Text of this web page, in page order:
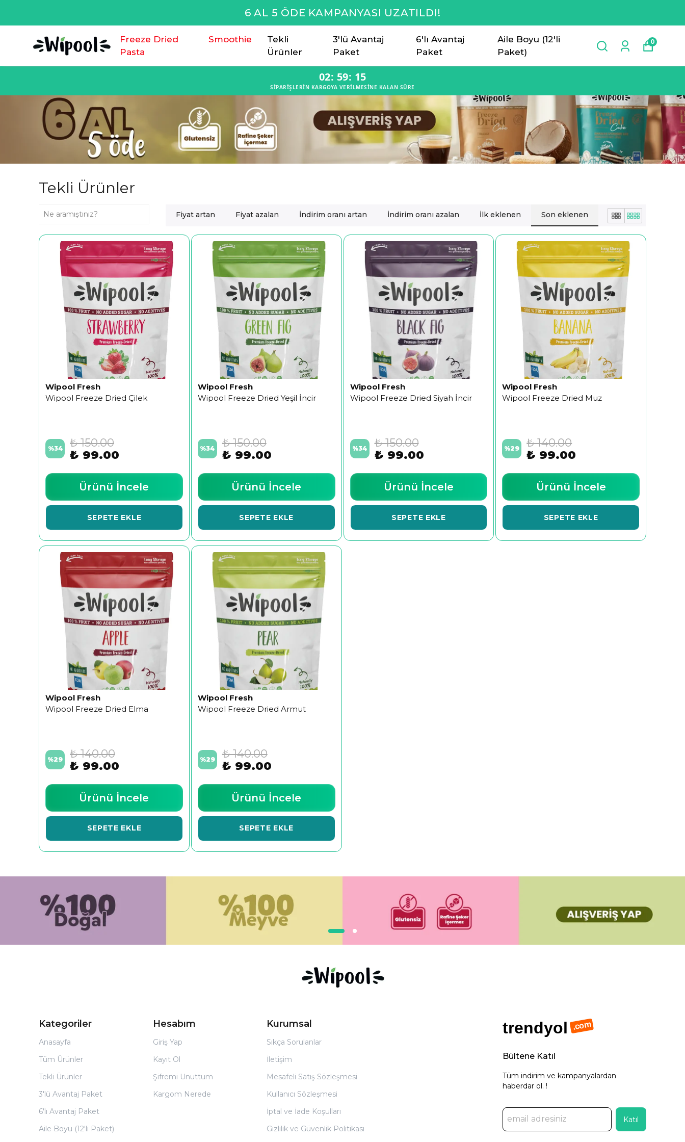
6 AL 5 ÖDE KAMPANYASI UZATILDI!
Freeze Dried
Pasta
Smoothie
Tekli
Ürünler
3'lü Avantaj
Paket
6'lı Avantaj
Paket
Aile Boyu (12'li
Paket)
0
02: 59: 14
SİPARİŞLERİN KARGOYA VERİLMESİNE KALAN SÜRE
Tekli Ürünler
Fiyat artan Fiyat azalan İndirim oranı artan İndirim oranı azalan İlk eklenen Son eklenen
Wipool Fresh
Wipool Freeze Dried Çilek
%34
₺ 150.00
₺ 99.00
Ürünü İncele
SEPETE EKLE
Wipool Fresh
Wipool Freeze Dried Yeşil İncir
%34
₺ 150.00
₺ 99.00
Ürünü İncele
SEPETE EKLE
Wipool Fresh
Wipool Freeze Dried Siyah İncir
%34
₺ 150.00
₺ 99.00
Ürünü İncele
SEPETE EKLE
Wipool Fresh
Wipool Freeze Dried Muz
%29
₺ 140.00
₺ 99.00
Ürünü İncele
SEPETE EKLE
Wipool Fresh
Wipool Freeze Dried Elma
%29
₺ 140.00
₺ 99.00
Ürünü İncele
SEPETE EKLE
Wipool Fresh
Wipool Freeze Dried Armut
%29
₺ 140.00
₺ 99.00
Ürünü İncele
SEPETE EKLE
Kategoriler
Anasayfa
Tüm Ürünler
Tekli Ürünler
3'lü Avantaj Paket
6'lı Avantaj Paket
Aile Boyu (12'li Paket)
Hesabım
Giriş Yap
Kayıt Ol
Şifremi Unuttum
Kargom Nerede
Kurumsal
Sıkça Sorulanlar
İletişim
Mesafeli Satış Sözleşmesi
Kullanıcı Sözleşmesi
İptal ve İade Koşulları
Gizlilik ve Güvenlik Politikası
trendyol .com
Bültene Katıl
Tüm indirim ve kampanyalardan
haberdar ol. !
Katıl